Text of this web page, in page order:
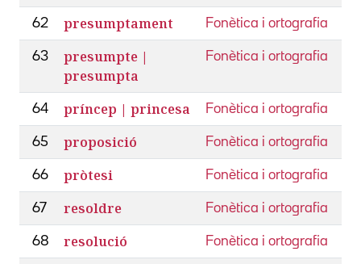
62 presumptament Fonètica i ortografia
63
presumpte |
presumpta
Fonètica i ortografia
64 príncep | princesa Fonètica i ortografia
65 proposició Fonètica i ortografia
66 pròtesi Fonètica i ortografia
67 resoldre Fonètica i ortografia
68 resolució Fonètica i ortografia